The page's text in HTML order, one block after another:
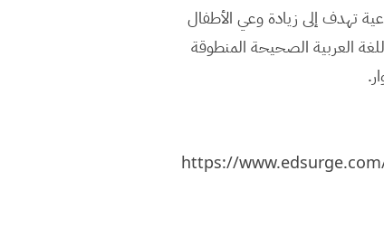
تهدف إلى زيادة وعي الأطفال
العربية الصحيحة المنطوقة
https://